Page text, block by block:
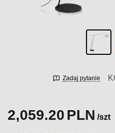
Zadaj pytanie
2,059.20PLN /szt